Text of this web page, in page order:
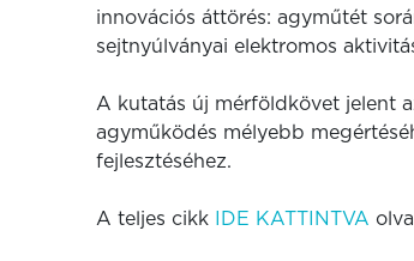
innovációs áttörés: agyműtét
sejtnyúlványai elektromos
A kutatás új mérföldkövet jelent
agyműködés mélyebb
fejlesztéséhez.
A teljes cikk IDE KATTINTVA